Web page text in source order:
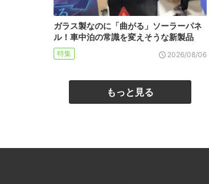
ガラス製なのに「曲がる」ソーラーパネ
ル！車中泊の常識を変えそうな新製品
特集 2026/08/06
もっと見る